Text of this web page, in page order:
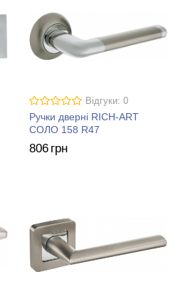
Відгуки: 0
Ручки дверні RICH-ART
СОЛО 158 R47
806 грн